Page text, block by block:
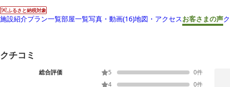
ふるさと納税対象
施設紹介プラン一覧部屋一覧写真・動画(16)地図・アクセスお客さまの声
クチコミ
総合評価 5 0件
4
0件